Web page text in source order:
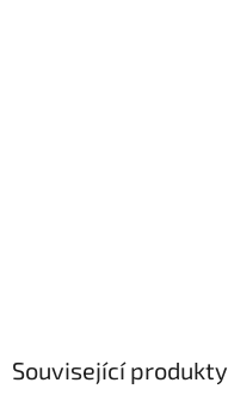
Související produkty